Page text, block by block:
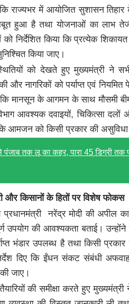
राज्यभर में आयोजित सुशासन
हुआ है तथा योजनाओं का लाभ
को निर्देशित किया कि प्रत्येक
किया जाए।
को देखते हुए मुख्यमंत्री ने
की और नागरिकों को पर्याप्त एवं
कि मानसून के आगमन के साथ मौसमी
आवश्यक दवाइयों, चिकित्सा दलों
आमजन को किसी प्रकार की
पंजाब तक लू का कहर, पारा 45 डिग्री तक
और किसानों के हितों पर विशेष फोकस
प्रधानमंत्री नरेंद्र मोदी की
उपयोग की आवश्यकता बताई।
भंडार उपलब्ध है तथा किसी
दिए कि ईंधन संकट संबंधी
जाए।
की समीक्षा करते हुए